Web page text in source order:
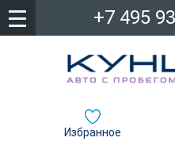
+7 495
Избранное